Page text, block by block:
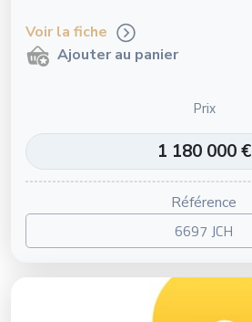
Voir la fiche
Ajouter au panier
Prix
1 180 000 €
Référence
6697 JCH